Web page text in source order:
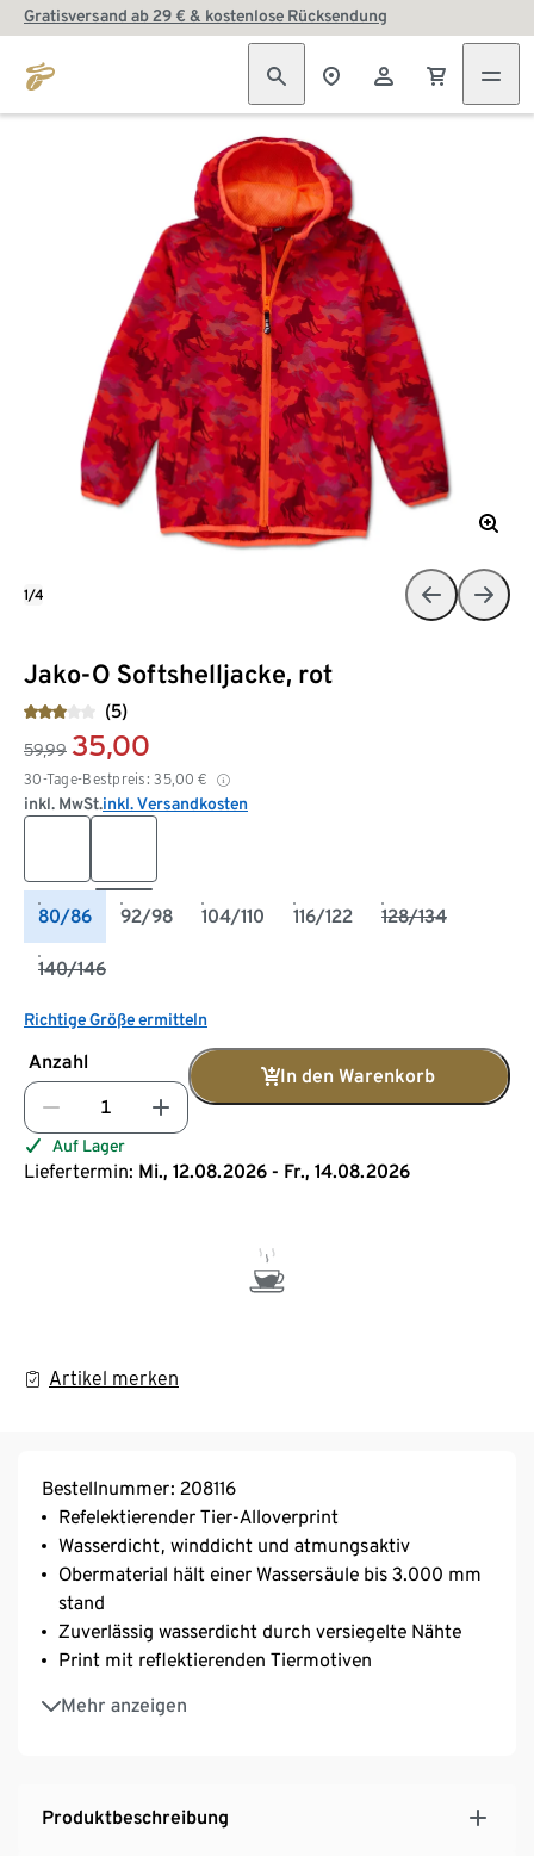
Gratisversand ab 29 € & kostenlose Rücksendung
Jako-O Softshelljacke, rot
(5)
59,99 35,00
30-Tage-Bestpreis: 35,00 €
inkl. MwSt.inkl. Versandkosten
80/86 92/98 104/110 116/122 128/134
140/146
Richtige Größe ermitteln
Anzahl
In den Warenkorb
Auf Lager
Liefertermin: Mi., 12.08.2026 - Fr., 14.08.2026
Artikel merken
1/4
Bestellnummer: 208116
Refelektierender Tier-Alloverprint
Wasserdicht, winddicht und atmungsaktiv
Obermaterial hält einer Wassersäule bis 3.000 mm
stand
Zuverlässig wasserdicht durch versiegelte Nähte
Print mit reflektierenden Tiermotiven
Mehr anzeigen
Mit Reflex-Details für die Sicherheit im Dunkeln
Mit anschmiegsamer Kapuze
Angenehm leichtes Meshfutter
Produktbeschreibung